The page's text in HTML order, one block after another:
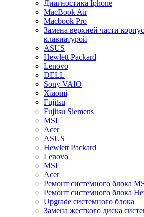
Диагностика Iphone
MacBook Air
Macbook Pro
Замена верхней части
клавиатурой
ASUS
Hewlett Packard
Lenovo
DELL
Sony VAIO
Xiaomi
Fujitsu
Fujitsu Siemens
MSI
Acer
ASUS
Hewlett Packard
Lenovo
MSI
Acer
Ремонт системного блока
Ремонт системного блока
Upgrade системного блока
Замена жесткого диска